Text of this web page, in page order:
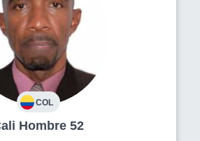
COL
Cali Hombre 52